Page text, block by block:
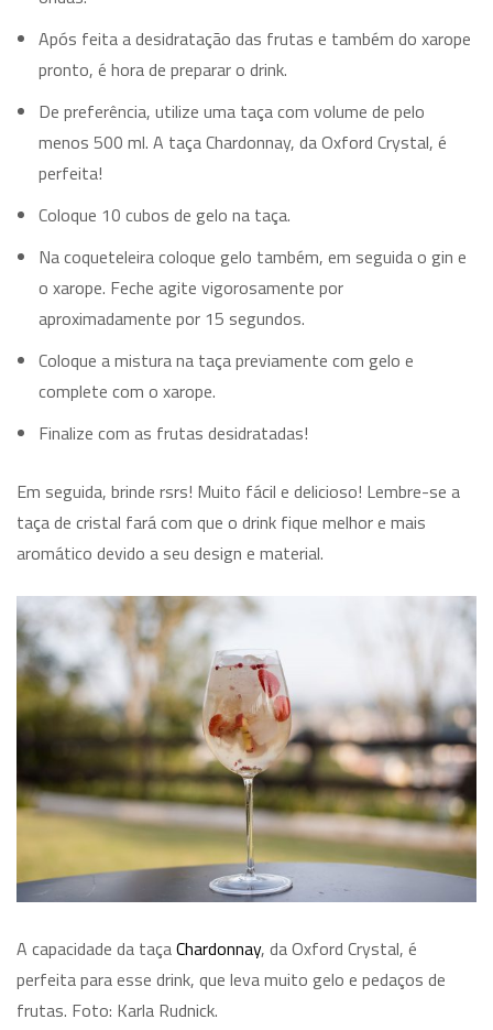
Após feita a desidratação das frutas e também do xarope
pronto, é hora de preparar o drink.
De preferência, utilize uma taça com volume de pelo
menos 500 ml. A taça Chardonnay, da Oxford Crystal, é
perfeita!
Coloque 10 cubos de gelo na taça.
Na coqueteleira coloque gelo também, em seguida o gin e
o xarope. Feche agite vigorosamente por
aproximadamente por 15 segundos.
Coloque a mistura na taça previamente com gelo e
complete com o xarope.
Finalize com as frutas desidratadas!
Em seguida, brinde rsrs! Muito fácil e delicioso! Lembre-se a
taça de cristal fará com que o drink fique melhor e mais
aromático devido a seu design e material.
A capacidade da taçaChardonnay, da Oxford Crystal, é
perfeita para esse drink, que leva muito gelo e pedaços de
frutas. Foto: Karla Rudnick.